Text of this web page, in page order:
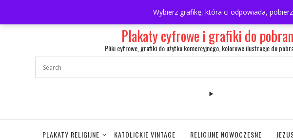
Wybierz grafikę, która ci odpowiada,
content
Plakaty cyfrowe i grafiki do
Pliki cyfrowe, grafiki do użytku komercyjnego, kolorowe ilustracje do
PLAKATY RELIGIJNE KATOLICKIE VINTAGE RELIGIJNE NOWOCZESNE